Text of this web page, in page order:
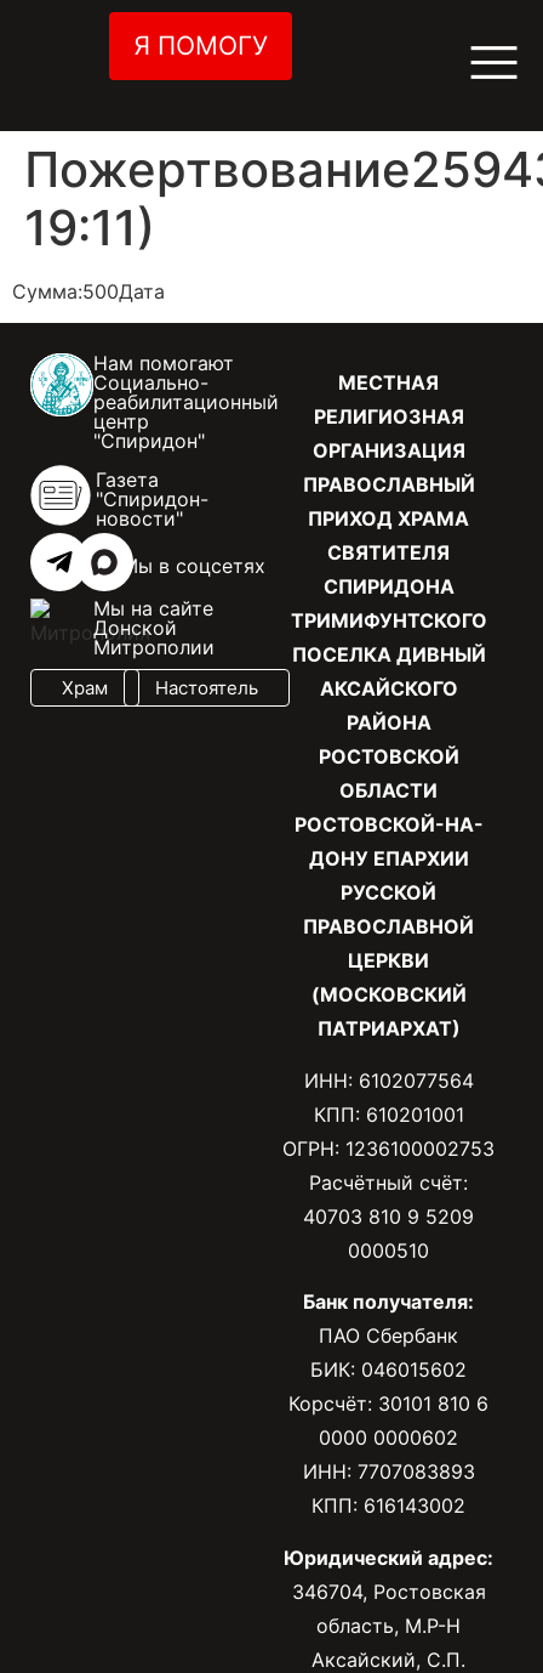
Я ПОМОГУ
19:11)
Сумма:500Дата
МЕСТНАЯ
РЕЛИГИОЗНАЯ
ОРГАНИЗАЦИЯ
ПРАВОСЛАВНЫЙ
ПРИХОД ХРАМА
СВЯТИТЕЛЯ
СПИРИДОНА
ТРИМИФУНТСКОГО
ПОСЕЛКА ДИВНЫЙ
АКСАЙСКОГО
РАЙОНА
РОСТОВСКОЙ
ОБЛАСТИ
РОСТОВСКОЙ-НА-
ДОНУ ЕПАРХИИ
РУССКОЙ
ПРАВОСЛАВНОЙ
ЦЕРКВИ
(МОСКОВСКИЙ
ПАТРИАРХАТ)
ИНН: 6102077564
КПП: 610201001
ОГРН: 1236100002753
Расчётный счёт:
40703 810 9 5209
0000510
Банк получателя:
ПАО Сбербанк
БИК: 046015602
Корсчёт: 30101 810 6
0000 0000602
ИНН: 7707083893
КПП: 616143002
Юридический адрес:
346704, Ростовская
область, М.Р-Н
Аксайский, С.П.
Нам помогают
Социально-
реабилитационный
центр
"Спиридон"
Газета
"Спиридон-
новости"
Мы в соцсетях
Мы на сайте
Донской
Митрополии
Храм Настоятель